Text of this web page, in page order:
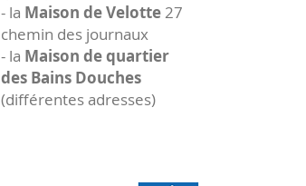
- la Maison de Velotte27
chemin des journaux
- la Maison de quartier
des Bains Douches
(différentes adresses)